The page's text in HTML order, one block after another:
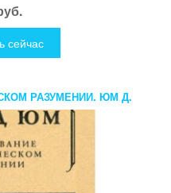
сейчас
РАЗУМЕНИИ. ЮМ Д.